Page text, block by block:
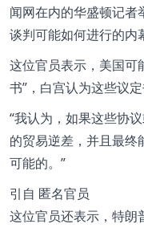
闻网在内的华盛顿记
谈判可能如何进行的内
这位官员表示，美国可
书
，白宫认为这些议
我认为，如果这些协
的贸易逆差，并且最
可能的。
引自 匿名官员
这位官员还表示，特朗